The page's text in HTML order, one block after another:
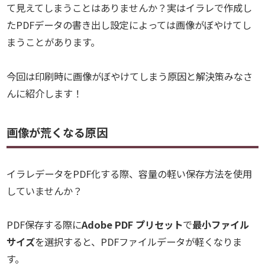
て見えてしまうことはありませんか？実はイラレで作成し
たPDFデータの書き出し設定によっては画像がぼやけてし
まうことがあります。
今回は印刷時に画像がぼやけてしまう原因と解決策みなさ
んに紹介します！
画像が荒くなる原因
イラレデータをPDF化する際、容量の軽い保存方法を使用
していませんか？
PDF保存する際にAdobe PDF プリセットで最小ファイル
サイズを選択すると、PDFファイルデータが軽くなりま
す。